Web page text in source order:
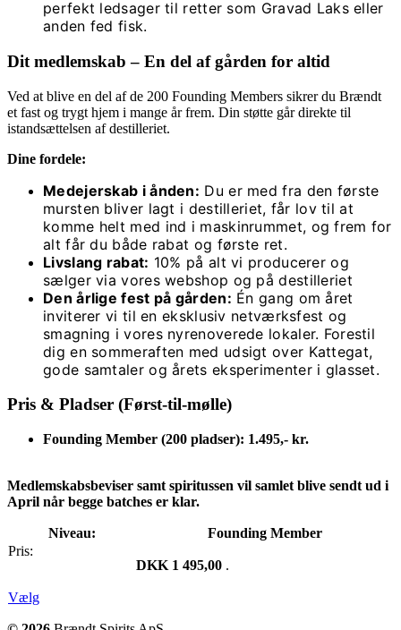
perfekt ledsager til retter som Gravad Laks eller
anden fed fisk.
Dit medlemskab – En del af gården for altid
Ved at blive en del af de 200 Founding Members sikrer du Brændt
et fast og trygt hjem i mange år frem. Din støtte går direkte til
istandsættelsen af destilleriet.
Dine fordele:
Medejerskab i ånden: Du er med fra den første
mursten bliver lagt i destilleriet, får lov til at
komme helt med ind i maskinrummet, og frem for
alt får du både rabat og første ret.
Livslang rabat: 10% på alt vi producerer og
sælger via vores webshop og på destilleriet
Den årlige fest på gården: Én gang om året
inviterer vi til en eksklusiv netværksfest og
smagning i vores nyrenoverede lokaler. Forestil
dig en sommeraften med udsigt over Kattegat,
gode samtaler og årets eksperimenter i glasset.
Pris & Pladser (Først-til-mølle)
Founding Member (200 pladser): 1.495,- kr.
Medlemskabsbeviser samt spiritussen vil samlet blive sendt ud i
April når begge batches er klar.
Founding Member
DKK 1 495,00 .
Vælg